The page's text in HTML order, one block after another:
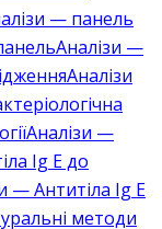
— панель
Аналізи —
Аналізи
Аналізи —
Ig E до
— Антитіла Ig E
методи